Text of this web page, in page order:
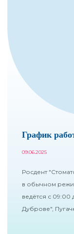
График
09.06.2025
Росдент
в обычном
ведётся с 09:00
Дуброве",